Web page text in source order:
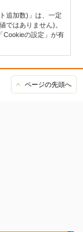
追加数)」は、一定
ではありません)。
Cookieの設定」が有
ページの先頭へ